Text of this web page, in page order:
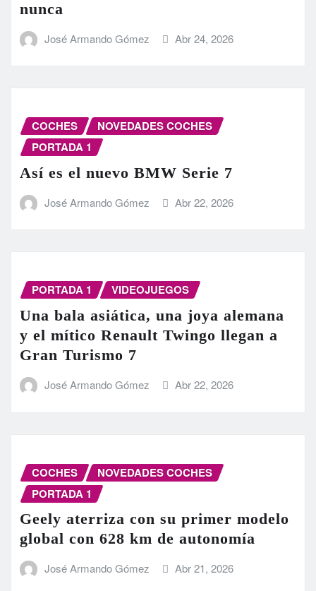
nunca
José Armando Gómez Abr 24, 2026
COCHES
NOVEDADES COCHES
PORTADA 1
Así es el nuevo BMW Serie 7
José Armando Gómez Abr 22, 2026
PORTADA 1 VIDEOJUEGOS
Una bala asiática, una joya alemana
y el mítico Renault Twingo llegan a
Gran Turismo 7
José Armando Gómez Abr 22, 2026
COCHES
NOVEDADES COCHES
PORTADA 1
Geely aterriza con su primer modelo
global con 628 km de autonomía
José Armando Gómez Abr 21, 2026